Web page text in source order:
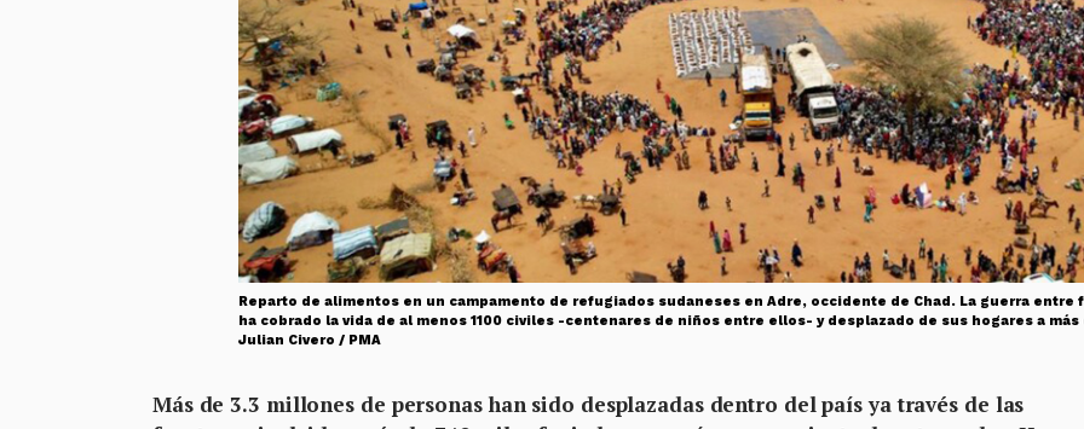
Reparto de alimentos en un campamento de refugiados sudaneses en Adre, occidente de Chad. La guerra
ha cobrado la vida de al menos 1100 civiles -centenares de niños entre ellos- y desplazado de sus hogares a
Julian Civero / PMA
Más de 3.3 millones de personas han sido desplazadas dentro del país ya través de las